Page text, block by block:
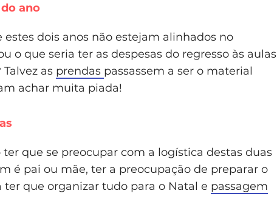
ano
dois anos não estejam alinhados no
o que seria ter as despesas do regresso às aulas
as prendas passassem a ser o material
achar muita piada!
que se preocupar com a logística destas duas
é pai ou mãe, ter a preocupação de preparar o
que organizar tudo para o Natal e passagem